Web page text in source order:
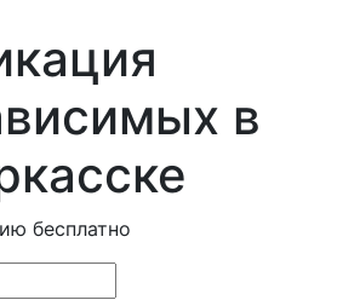
в
бесплатно